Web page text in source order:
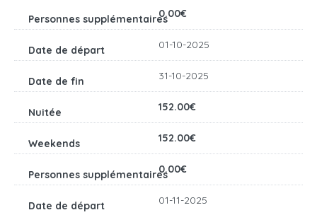
0.00€
01-10-2025
31-10-2025
152.00€
152.00€
0.00€
01-11-2025